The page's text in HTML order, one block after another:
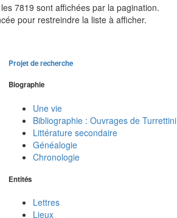
7819 sont affichées par la pagination.
pour restreindre la liste à afficher.
Projet de recherche
Biographie
Une vie
Bibliographie : Ouvrages de Turrettini
Littérature secondaire
Généalogie
Chronologie
Entités
Lettres
Lieux